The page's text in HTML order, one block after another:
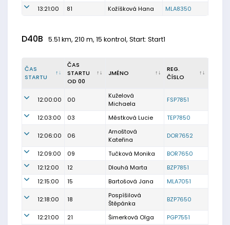
13:21:00
81 Kožíšková Hana MLA8350
D40B 5.51 km, 210 m, 15 kontrol, Start: Start1
ČAS
STARTU
ČAS
STARTU
OD 00
JMÉNO
REG.
ČÍSLO
12:00:00 00
Kuželová
Michaela
FSP7851
12:03:00 03 Městková Lucie TEP7850
12:06:00 06
Arnoštová
Kateřina
DOR7652
12:09:00 09 Tučková Monika
BOR7650
12:12:00
12 Dlouhá Marta
BZP7851
12:15:00
15 Bartošová Jana MLA7051
12:18:00 18
Pospíšilová
Štěpánka
BZP7650
12:21:00 21 Šimerková Olga PGP7551